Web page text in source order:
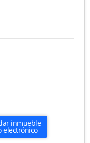
inmueble
electrónico